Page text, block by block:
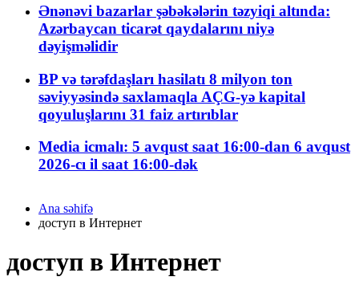
Ənənəvi bazarlar şəbəkələrin təzyiqi altında:
Azərbaycan ticarət qaydalarını niyə
dəyişməlidir
BP və tərəfdaşları hasilatı 8 milyon ton
səviyyəsində saxlamaqla AÇG-yə kapital
qoyuluşlarını 31 faiz artırıblar
Media icmalı: 5 avqust saat 16:00-dan 6 avqust
2026-cı il saat 16:00-dək
Ana səhifə
доступ в Интернет
доступ в Интернет